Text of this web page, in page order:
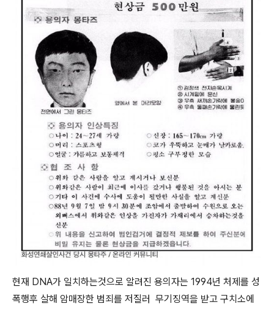
현재 DNA가 일치하는것으로 알려진 용의자는 1994년 처제를 성
폭행후 살해 암매장한 범죄를 저질러 무기징역을 받고 구치소에